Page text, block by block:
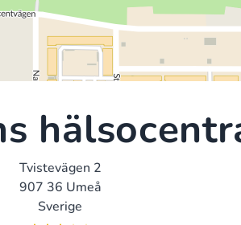
Tvistevägen 2
907 36 Umeå
Sverige